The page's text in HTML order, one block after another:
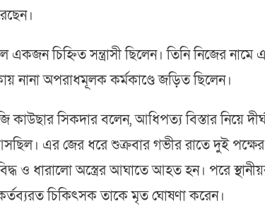
একজন চিহ্নিত সন্ত্রাসী ছিলেন। তিনি নিজের নামে
নানা অপরাধমূলক কর্মকাণ্ডে জড়িত ছিলেন।
কাউছার সিকদার বলেন, আধিপত্য বিস্তার নিয়ে
এর জের ধরে শুক্রবার গভীর রাতে দুই
ও ধারালো অস্ত্রের আঘাতে আহত হন। পরে
চিকিৎসক তাকে মৃত ঘোষণা করেন।